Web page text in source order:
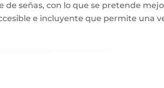
señas, con lo que se pretende
e incluyente que permite una